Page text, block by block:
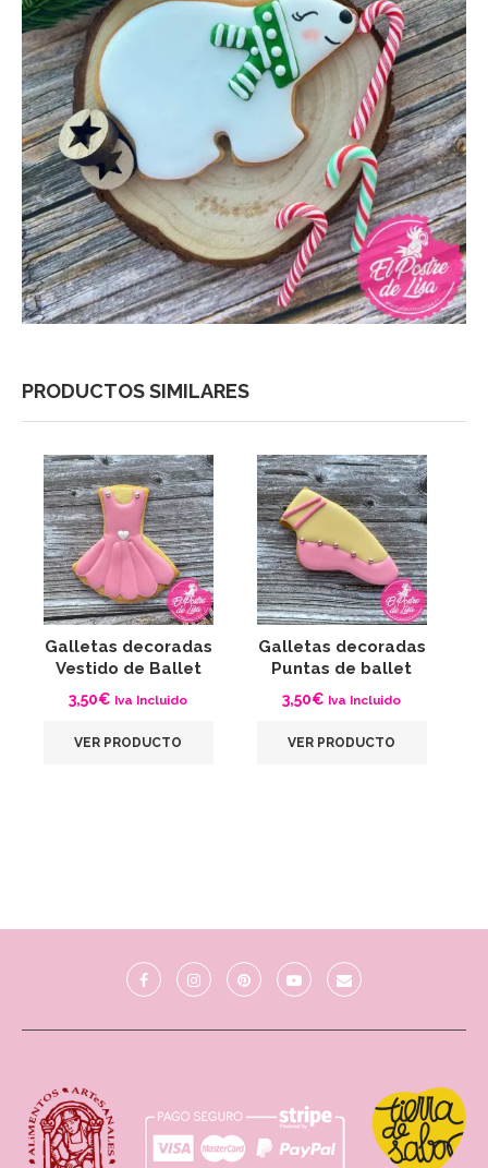
PRODUCTOS SIMILARES
Galletas decoradas
Vestido de Ballet
3,50€ Iva Incluido
VER PRODUCTO
Galletas decoradas
Puntas de ballet
3,50€ Iva Incluido
VER PRODUCTO